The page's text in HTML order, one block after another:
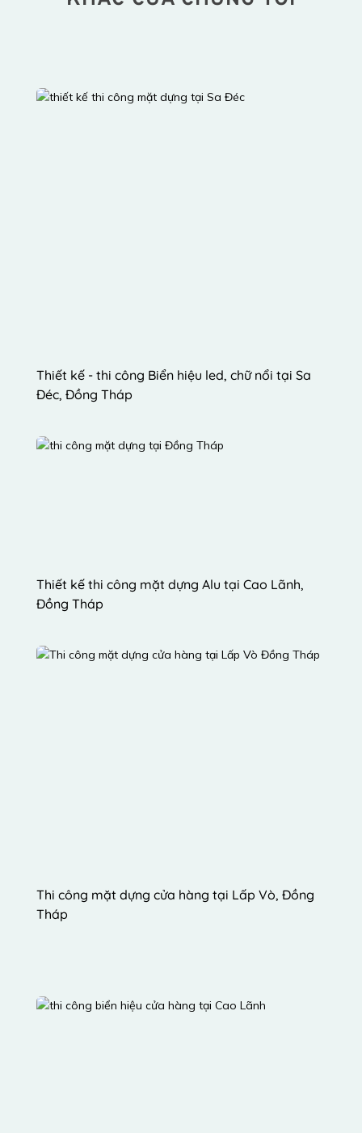
Thiết kế - thi công Biển hiệu led, chữ nổi tại Sa
Đéc, Đồng Tháp
Thiết kế thi công mặt dựng Alu tại Cao Lãnh,
Đồng Tháp
Thi công mặt dựng cửa hàng tại Lấp Vò, Đồng
Tháp